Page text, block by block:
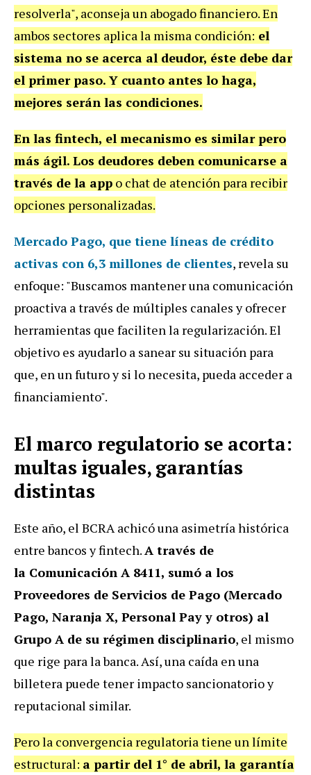
resolverla", aconseja un abogado financiero. En
ambos sectores aplica la misma condición: el
sistema no se acerca al deudor, éste debe dar
el primer paso. Y cuanto antes lo haga,
mejores serán las condiciones.
En las fintech, el mecanismo es similar pero
más ágil. Los deudores deben comunicarse a
través de la app o chat de atención para recibir
opciones personalizadas.
Mercado Pago, que tiene líneas de crédito
activas con 6,3 millones de clientes, revela su
enfoque: "Buscamos mantener una comunicación
proactiva a través de múltiples canales y ofrecer
herramientas que faciliten la regularización. El
objetivo es ayudarlo a sanear su situación para
que, en un futuro y si lo necesita, pueda acceder a
financiamiento".
El marco regulatorio se acorta:
multas iguales, garantías
distintas
Este año, el BCRA achicó una asimetría histórica
entre bancos y fintech. A través de
la Comunicación A 8411, sumó a los
Proveedores de Servicios de Pago (Mercado
Pago, Naranja X, Personal Pay y otros) al
Grupo A de su régimen disciplinario, el mismo
que rige para la banca. Así, una caída en una
billetera puede tener impacto sancionatorio y
reputacional similar.
Pero la convergencia regulatoria tiene un límite
estructural: a partir del 1° de abril, la garantía